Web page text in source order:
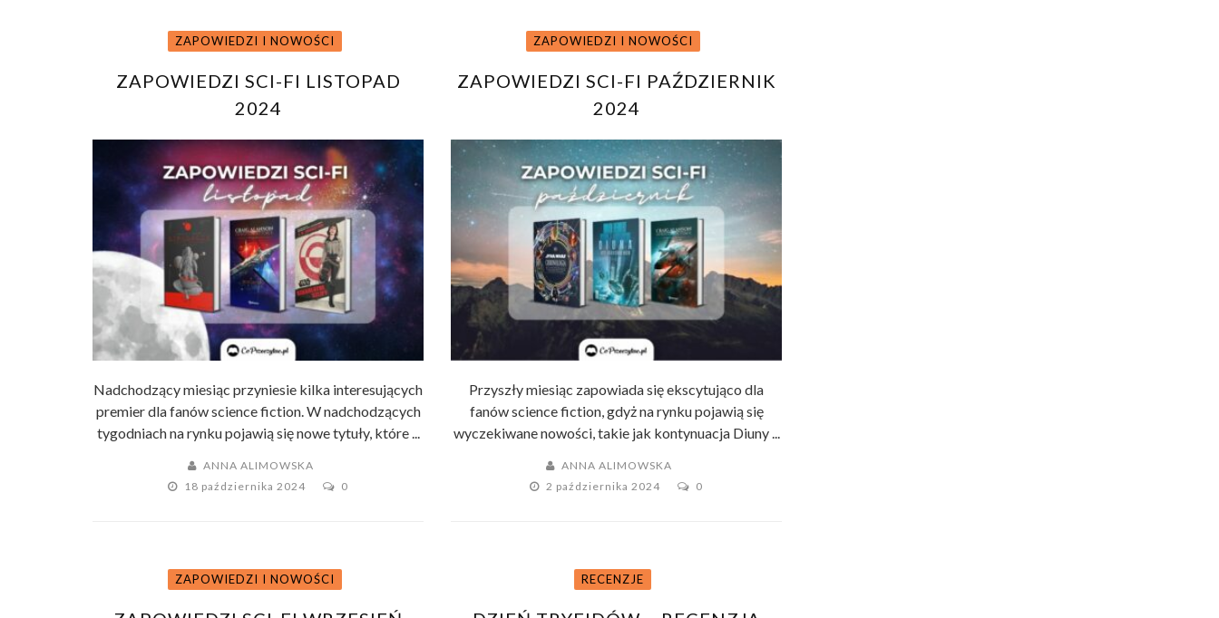
ZAPOWIEDZI I NOWOŚCI
ZAPOWIEDZI SCI-FI LISTOPAD
2024
Nadchodzący miesiąc przyniesie kilka interesujących
premier dla fanów science fiction. W nadchodzących
tygodniach na rynku pojawią się nowe tytuły, które ...
ANNA ALIMOWSKA
18 października 2024
0
ZAPOWIEDZI I NOWOŚCI
ZAPOWIEDZI SCI-FI PAŹDZIERNIK
2024
Przyszły miesiąc zapowiada się ekscytująco dla
fanów science fiction, gdyż na rynku pojawią się
wyczekiwane nowości, takie jak kontynuacja Diuny ...
ANNA ALIMOWSKA
2 października 2024
0
ZAPOWIEDZI I NOWOŚCI RECENZJE